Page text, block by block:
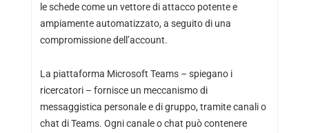
le schede come un vettore di attacco potente e
ampiamente automatizzato, a seguito di una
compromissione dell’account.
La piattaforma Microsoft Teams – spiegano i
ricercatori – fornisce un meccanismo di
messaggistica personale e di gruppo, tramite canali o
chat di Teams. Ogni canale o chat può contenere